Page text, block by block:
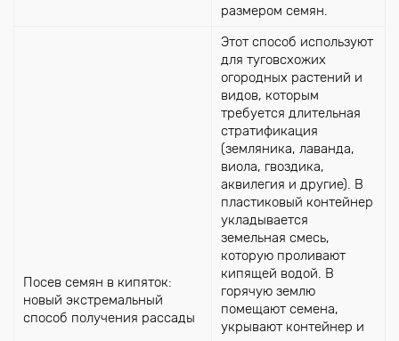
размером семян.
Посев семян в кипяток:
новый экстремальный
способ получения рассады
Этот способ используют
для туговсхожих
огородных растений и
видов, которым
требуется длительная
стратификация
(земляника, лаванда,
виола, гвоздика,
аквилегия и другие). В
пластиковый контейнер
укладывается
земельная смесь,
которую проливают
кипящей водой. В
горячую землю
помещают семена,
укрывают контейнер и